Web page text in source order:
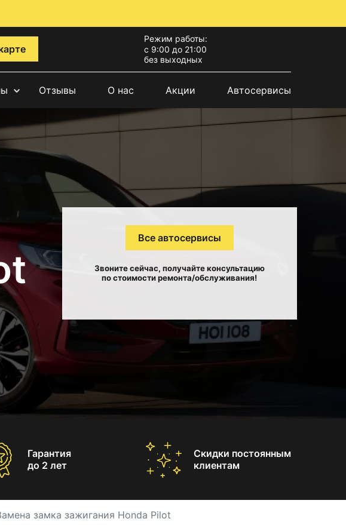
Режим работы:
с 9:00 до 21:00
без выходных
Отзывы О нас Акции Автосервисы
Все автосервисы
Звоните сейчас, получайте консультацию
по стоимости ремонта/обслуживания!
Гарантия
до 2 лет
Скидки постоянным
клиентам
замка зажигания Honda Pilot